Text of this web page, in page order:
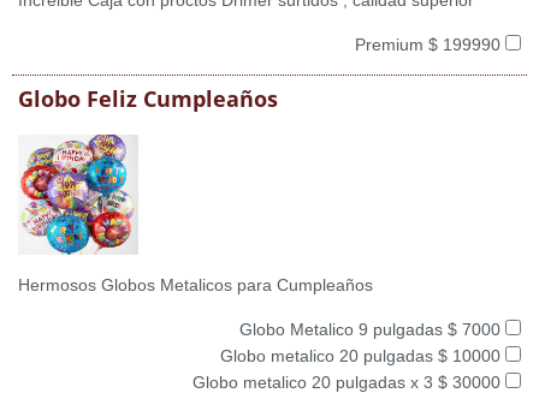
Premium $ 199990
Globo Feliz Cumpleaños
Hermosos Globos Metalicos para Cumpleaños
Globo Metalico 9 pulgadas $ 7000
Globo metalico 20 pulgadas $ 10000
Globo metalico 20 pulgadas x 3 $ 30000